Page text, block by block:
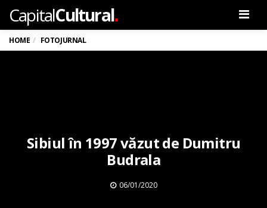
CapitalCultural.
HOME FOTOJURNAL
Sibiul în 1997 văzut de Dumitru
Budrala
06/01/2020